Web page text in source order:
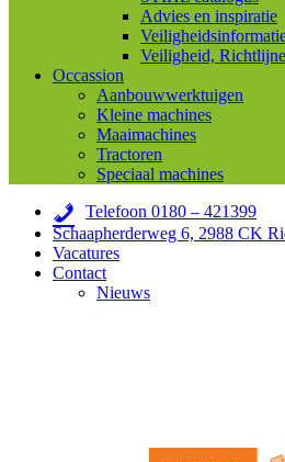
Advies en inspiratie
Veiligheid,
Occassion
Aanbouwwerktuigen
Kleine machines
Maaimachines
Tractoren
Speciaal machines
Telefoon 0180 – 421399
Schaapherderweg 6, 2988 CK
Vacatures
Contact
Nieuws